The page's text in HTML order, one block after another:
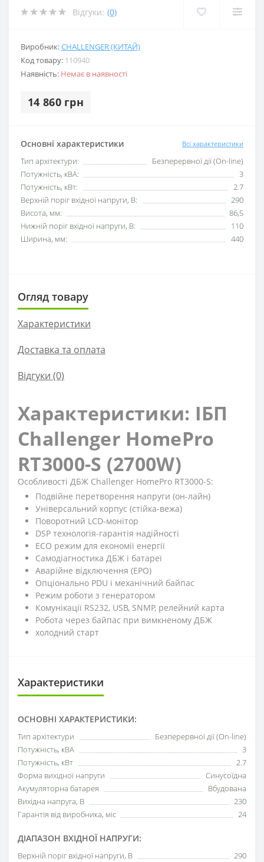
Відгуки: (0)
Виробник:CHALLENGER (КИТАЙ)
Код товару: 110940
Наявність: Немає в наявності
14 860 грн
Основні характеристики Всі характеристики
Тип архітектури:
Безперервної дії (On-line)
Потужність, кВА:
3
Потужність, кВт:
2.7
Верхній поріг вхідної напруги, В:
290
Висота, мм:
86,5
Нижній поріг вхідної напруги, В:
110
Ширина, мм:
440
Огляд товару
Характеристики
Доставка та оплата
Відгуки (0)
Характеристики: ІБП
Challenger HomePro
RT3000-S (2700W)
Особливості ДБЖ Challenger HomePro RT3000-S:
Подвійне перетворення напруги (он-лайн)
Універсальний корпус (стійка-вежа)
Поворотний LCD-монітор
DSP технологія-гарантія надійності
ЕСО режим для економії енергії
Самодіагностика ДБЖ і батареї
Аварійне відключення (ЕРО)
Опціонально PDU і механічний байпас
Режим роботи з генератором
Комунікації RS232, USB, SNMP, релейний карта
Робота через байпас при вимкненому ДБЖ
холодний старт
Характеристики
ОСНОВНІ ХАРАКТЕРИСТИКИ:
Тип архітектури
Безперервної дії (On-line)
Потужність, кВА
3
Потужність, кВт
2.7
Форма вихідної напруги
Синусоїдна
Акумуляторна батарея
Вбудована
Вихідна напруга, В
230
Гарантія від виробника, міс
24
ДІАПАЗОН ВХІДНОЇ НАПРУГИ:
Верхній поріг вхідної напруги, В
290